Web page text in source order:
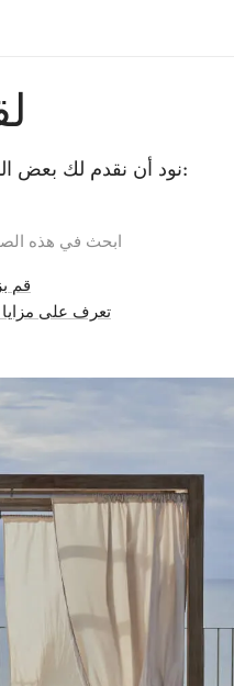
نود أن نقدم لك بعض البدائل بينما نقوم بإصلاح الخطأ:
ابحث في هذه
قم
تعرف على مزايا